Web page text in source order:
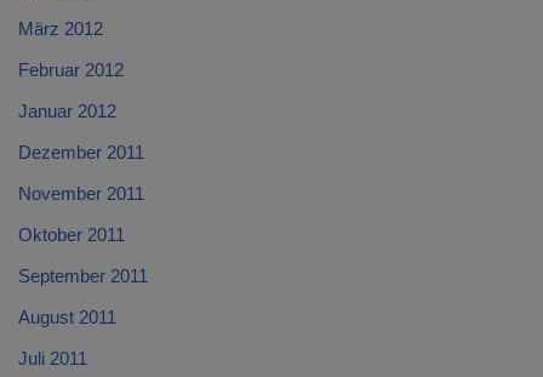
März 2012
Februar 2012
Januar 2012
Dezember 2011
November 2011
Oktober 2011
September 2011
August 2011
Juli 2011